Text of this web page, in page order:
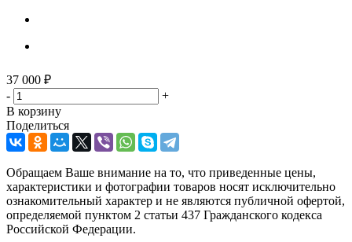
37 000 ₽
-
+
В корзину
Поделиться
Обращаем Ваше внимание на то, что приведенные цены,
характеристики и фотографии товаров носят исключительно
ознакомительный характер и не являются публичной офертой,
определяемой пунктом 2 статьи 437 Гражданского кодекса
Российской Федерации.